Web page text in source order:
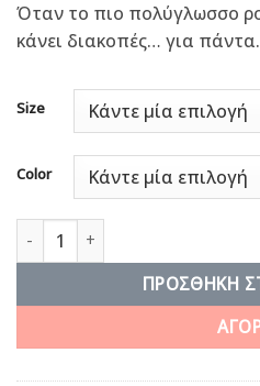
Όταν το πιο πολύγλωσσο
κάνει διακοπές… για πάντα.
Size
Color
RIP C3PO ποσότητα
ΠΡΟΣΘΉΚΗ